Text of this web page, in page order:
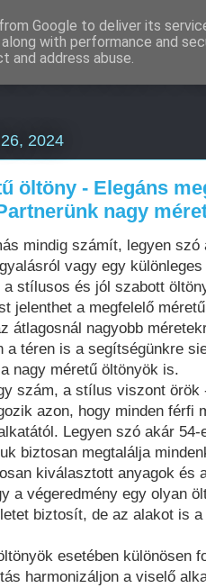
készítés
2024
öltöny - Elegáns
nagy
mindig számít, legyen
vagy egy
a stílusos és jól szabott
jelenthet a megfelelő
átlagosnál nagyobb
a téren is a segítségünkre
nagy méretű öltönyök is.
szám, a stílus viszont örök
azon, hogy minden férfi
Legyen szó akár
biztosan megtalálja
kiválasztott anyagok és
a végeredmény egy olyan
biztosít, de az alakot is
esetében különösen
harmonizáljon a viselő
Google to deliver its
with performance and
address abuse.